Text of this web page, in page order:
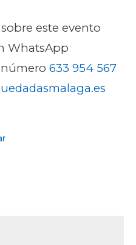
este evento
WhatsApp
633 954 567